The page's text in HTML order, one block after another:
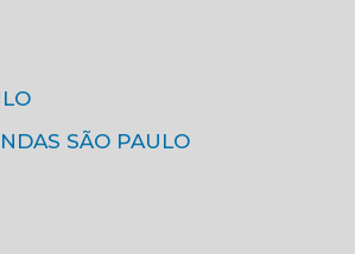
SÃO PAULO